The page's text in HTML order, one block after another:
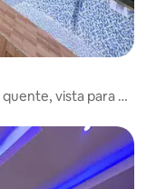
vista para a